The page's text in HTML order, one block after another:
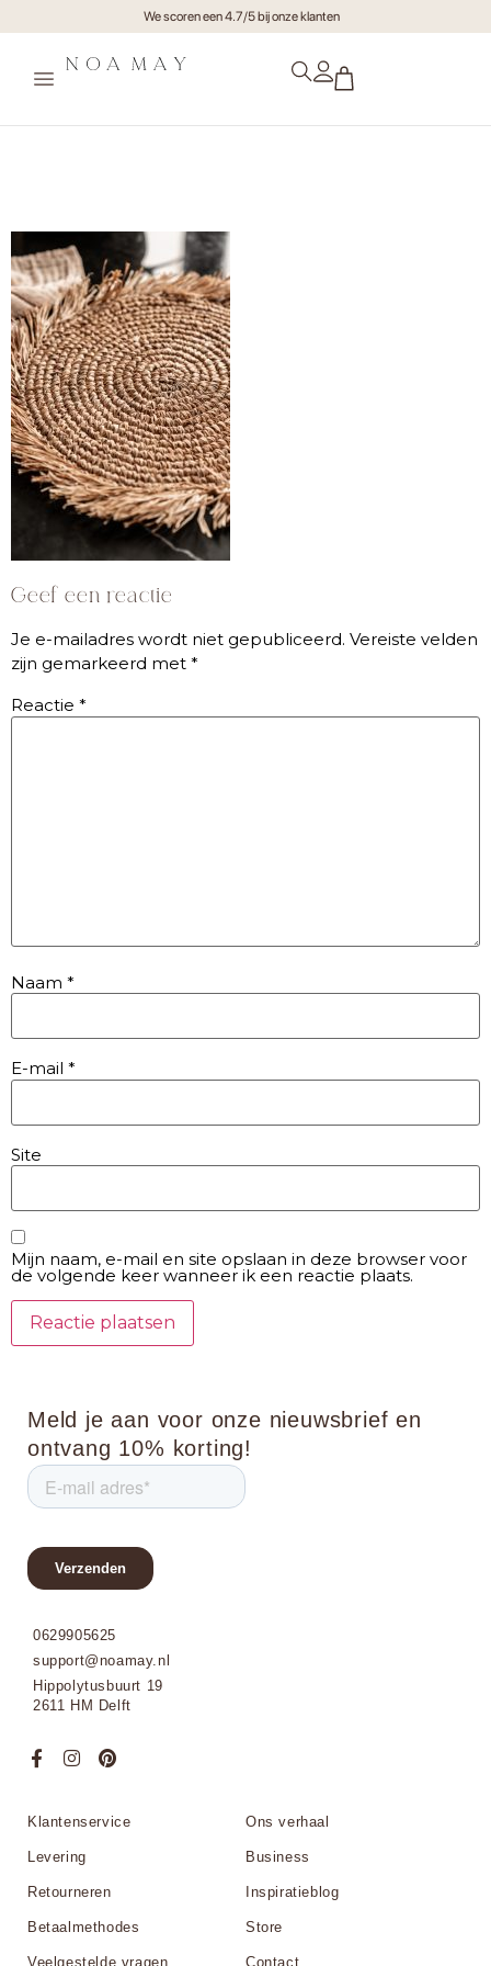
We scoren een 4.7/5 bij onze klanten
Geef een reactie
Je e-mailadres wordt niet gepubliceerd. Vereiste velden
zijn gemarkeerd met *
Reactie *
Naam *
E-mail *
Site
Mijn naam, e-mail en site opslaan in deze browser voor
de volgende keer wanneer ik een reactie plaats.
Meld je aan voor onze nieuwsbrief en
ontvang 10% korting!
0629905625
support@noamay.nl
Hippolytusbuurt 19
2611 HM Delft
Klantenservice
Levering
Retourneren
Betaalmethodes
Veelgestelde vragen
Ons verhaal
Business
Inspiratieblog
Store
Contact